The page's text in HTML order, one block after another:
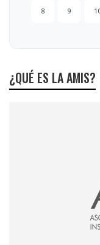
8 9
¿QUÉ ES LA AMIS?